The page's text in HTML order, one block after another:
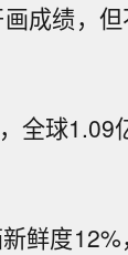
成绩，
全球
鲜度